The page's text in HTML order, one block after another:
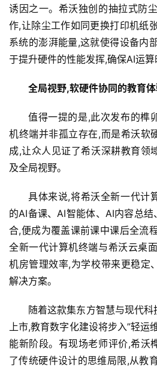
科
技
育
专
汽
车
·
新
能
源
登录 注
诱因之一。希沃独创的抽拉式防
作,让除尘工作如同更换打印机纸
系统的澎湃能量,这就使得设备内
于提升硬件的性能发挥,确保AI运算
全局视野,软硬件协同的教育
值得一提的是,此次发布的榫
机终端并非孤立存在,而是希沃软
成,让众人见证了希沃深耕教育领
及全局视野。
具体来说,将希沃全新一代计
的AI备课、AI智能体、AI内容总
合,便成为覆盖课前课中课后全流
全新一代计算机终端与希沃云桌
机房管理效率,为学校带来更稳定
解决方案。
随着这款集东方智慧与现代
上市,教育数字化建设将步入”轻运
能新阶段。有现场老师评价,希沃
了传统硬件设计的思维局限,从教